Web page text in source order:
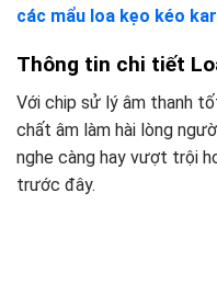
các mẩu loa kẹo kéo
Thông tin chi tiết
Với chip sử lý âm thanh
chất âm làm hài lòng
nghe càng hay vượt trội
trước đây.